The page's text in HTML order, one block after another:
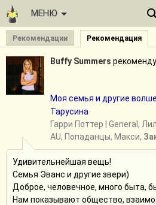
МЕНЮ
Рекомендации Рекомендация
Buffy Summers
Моя семья и другие
Тарусина
Гарри Поттер | General,
AU, Попаданцы, Макси,
Удивительнейшая вещь!
Семья Эванс и другие звери)
Доброе, человечное, много быта,
Нам показывают общество,